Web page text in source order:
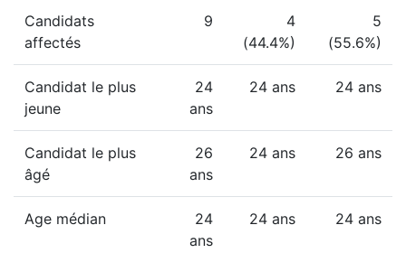
Candidats
affectés
9
4
(44.4%)
5
(55.6%)
Candidat le plus
jeune
24
ans
24 ans 24 ans
Candidat le plus
âgé
26
ans
24 ans 26 ans
Age médian
24
ans
24 ans 24 ans